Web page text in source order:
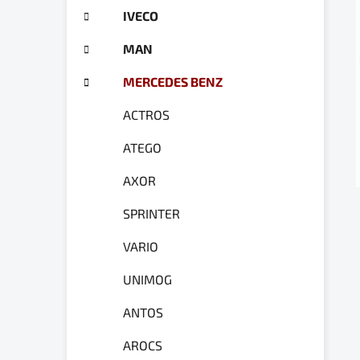
IVECO
MAN
MERCEDES BENZ
ACTROS
ATEGO
AXOR
SPRINTER
VARIO
UNIMOG
ANTOS
AROCS